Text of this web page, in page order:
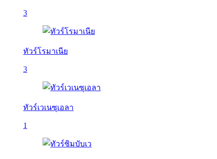
3
ทัวร์โรมาเนีย
3
ทัวร์เวเนซุเอลา
1